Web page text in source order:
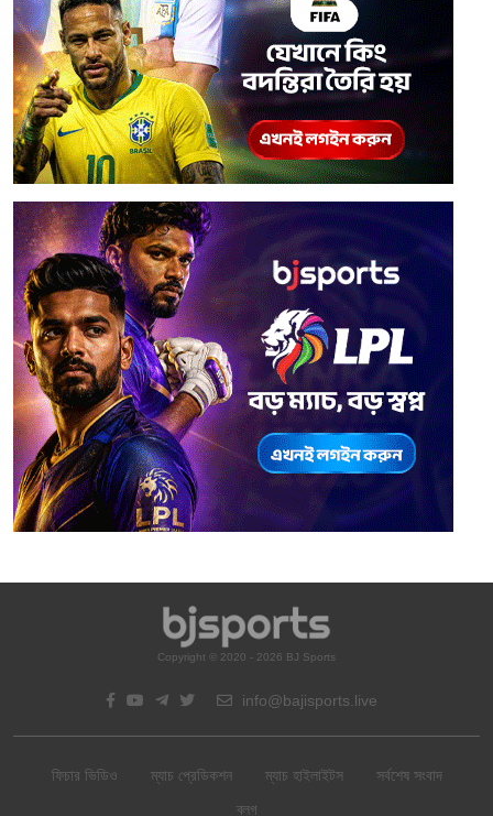
Copyright © 2020 - 2026 BJ Sports
info@bajisports.live
ফিচার ভিডিও ম্যাচ প্রেডিকশন ম্যাচ হাইলাইটস
সর্বশেষ সংবাদ
ব্লগ